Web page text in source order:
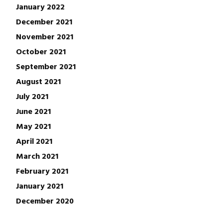
January 2022
December 2021
November 2021
October 2021
September 2021
August 2021
July 2021
June 2021
May 2021
April 2021
March 2021
February 2021
January 2021
December 2020